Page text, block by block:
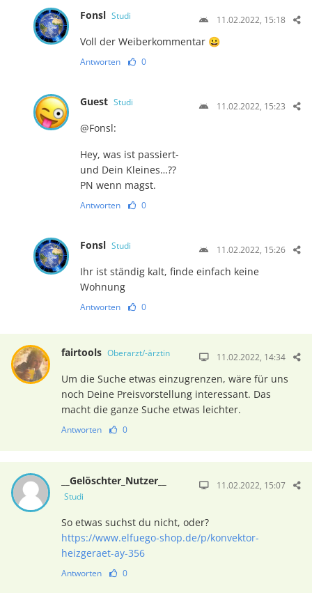
Fonsl Studi 11.02.2022, 15:18
Voll der Weiberkommentar 😀
Antworten 0
Guest Studi 11.02.2022, 15:23
@Fonsl:
Hey, was ist passiert-
und Dein Kleines…??
PN wenn magst.
Antworten 0
Fonsl Studi 11.02.2022, 15:26
Ihr ist ständig kalt, finde einfach keine
Wohnung
Antworten 0
fairtools Oberarzt/-ärztin 11.02.2022, 14:34
Um die Suche etwas einzugrenzen, wäre für uns
noch Deine Preisvorstellung interessant. Das
macht die ganze Suche etwas leichter.
Antworten 0
__Gelöschter_Nutzer__
Studi
11.02.2022, 15:07
So etwas suchst du nicht, oder?
https://www.elfuego-shop.de/p/konvektor-
heizgeraet-ay-356
Antworten 0